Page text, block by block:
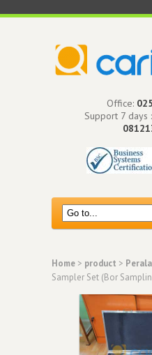
Office:
Support 7 days :
Home > product >
Sampler Set (Bor